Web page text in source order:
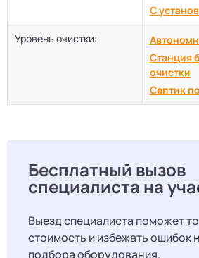
С
Уровень очистки:
Станция
очистки
Септик
Бесплатный вызов
специалиста на
Выезд специалиста поможет
стоимость и избежать ошибок
подбора оборудования.